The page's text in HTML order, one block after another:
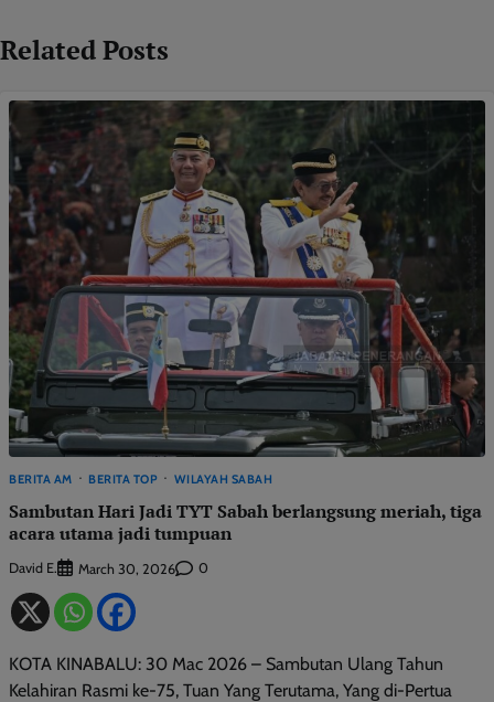
Related Posts
BERITA AM BERITA TOP WILAYAH SABAH
Sambutan Hari Jadi TYT Sabah berlangsung meriah, tiga
acara utama jadi tumpuan
David E. March 30, 2026 0
KOTA KINABALU: 30 Mac 2026 – Sambutan Ulang Tahun
Kelahiran Rasmi ke-75, Tuan Yang Terutama, Yang di-Pertua